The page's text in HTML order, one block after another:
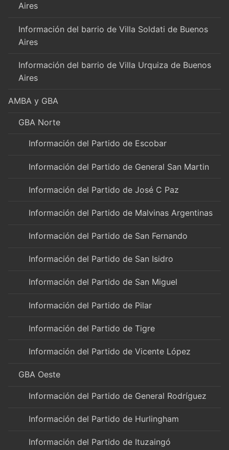
Aires
Información del barrio de Villa Soldati de Buenos
Aires
Información del barrio de Villa Urquiza de Buenos
Aires
AMBA y GBA
GBA Norte
Información del Partido de Escobar
Información del Partido de General San Martin
Información del Partido de José C Paz
Información del Partido de Malvinas Argentinas
Información del Partido de San Fernando
Información del Partido de San Isidro
Información del Partido de San Miguel
Información del Partido de Pilar
Información del Partido de Tigre
Información del Partido de Vicente López
GBA Oeste
Información del Partido de General Rodríguez
Información del Partido de Hurlingham
Información del Partido de Ituzaingó